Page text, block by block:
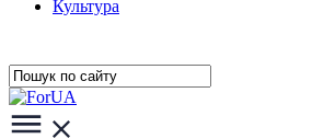
Культура